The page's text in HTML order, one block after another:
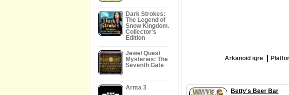
Dark Strokes:
The Legend of
Snow Kingdom.
Collector's
Edition
Jewel Quest
Mysteries: The
Seventh Gate
Arma 3
Arkanoid igre
Betty's Beer Bar